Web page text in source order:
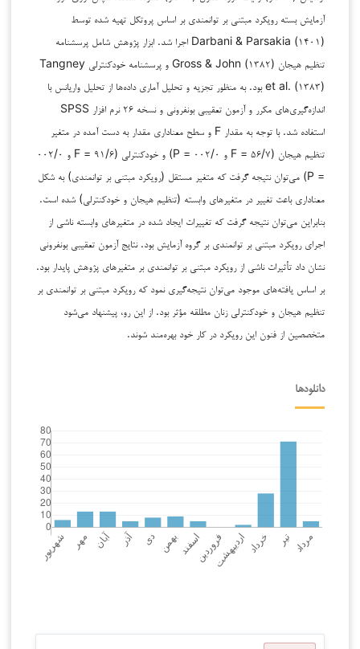
آزمایش بسته رویکرد مبتنی بر توانمندی بر اساس پروتکل تهیه شده توسط
Darbani & Parsakia (۱۴۰۱) اجرا شد. ابزار پژوهش شامل پرسشنامه
تنظیم هیجان Gross & John (۱۳۸۲) و پرسشنامه خودکنترلی Tangney
et al. (۱۳۸۳) بود. به منظور تجزیه و تحلیل آماری داده‌ها از تحلیل واریانس با
اندازه‌گیری‌های مکرر و آزمون تعقیبی بونفرونی و نسخه ۲۶ نرم افزار SPSS
استفاده شد. با توجه به مقدار F و سطح معناداری مقدار به دست آمده در متغیر
تنظیم هیجان (۵۶/۷ = F و ۰۰۲/۰ = P) و خودکنترلی (۹۱/۶ = F و ۰۰۲/۰
= P) می‌توان نتیجه گرفت که متغیر مستقل (رویکرد مبتنی بر توانمندی) به شکل
معناداری باعث تغییر در متغیرهای وابسته (تنظیم هیجان و خودکنترلی) شده است.
بنابراین می‌توان نتیجه گرفت که تغییرات ایجاد شده در متغیرهای وابسته ناشی از
اجرای رویکرد مبتنی بر توانمندی بر گروه آزمایش بود. نتایج آزمون تعقیبی بونفرونی
نشان داد تأثیرات ناشی از رویکرد مبتنی بر توانمندی بر متغیرهای پژوهش پایدار بود.
بر اساس یافته‌های موجود می‌توان نتیجه‌گیری نمود که رویکرد مبتنی بر توانمندی بر
تنظیم هیجان و خودکنترلی زنان مطلقه مؤثر بود. از این رو، پیشنهاد می‌شود
متخصصین از فنون این رویکرد در کار خود بهره‌مند شوند.
دانلودها